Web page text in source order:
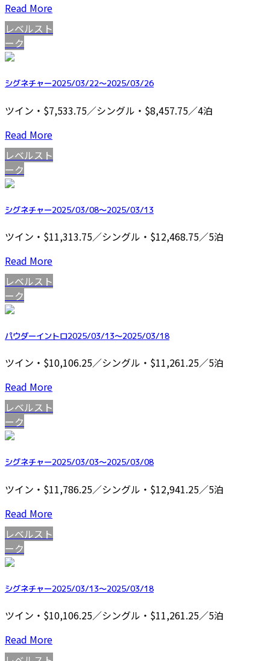
Read More
レベルスト
ーク
シグネチャー2025/03/22～2025/03/26
ツイン・$7,533.75／シングル・$8,457.75／4泊
Read More
レベルスト
ーク
シグネチャー2025/03/08～2025/03/13
ツイン・$11,313.75／シングル・$12,468.75／5泊
Read More
レベルスト
ーク
パウダーイントロ2025/03/13～2025/03/18
ツイン・$10,106.25／シングル・$11,261.25／5泊
Read More
レベルスト
ーク
シグネチャー2025/03/03～2025/03/08
ツイン・$11,786.25／シングル・$12,941.25／5泊
Read More
レベルスト
ーク
シグネチャー2025/03/13～2025/03/18
ツイン・$10,106.25／シングル・$11,261.25／5泊
Read More